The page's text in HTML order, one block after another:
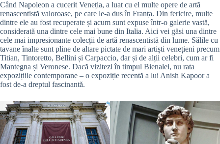
Când Napoleon a cucerit Veneția, a luat cu el multe opere de artă
renascentistă valoroase, pe care le-a dus în Franța. Din fericire, multe
dintre ele au fost recuperate și acum sunt expuse într-o galerie vastă,
considerată una dintre cele mai bune din Italia. Aici vei găsi una dintre
cele mai impresionante colecții de artă renascentistă din lume. Sălile cu
tavane înalte sunt pline de altare pictate de mari artiști venețieni precum
Titian, Tintoretto, Bellini și Carpaccio, dar și de alții celebri, cum ar fi
Mantegna și Veronese. Dacă vizitezi în timpul Bienalei, nu rata
expozițiile contemporane – o expoziție recentă a lui Anish Kapoor a
fost de-a dreptul fascinantă.